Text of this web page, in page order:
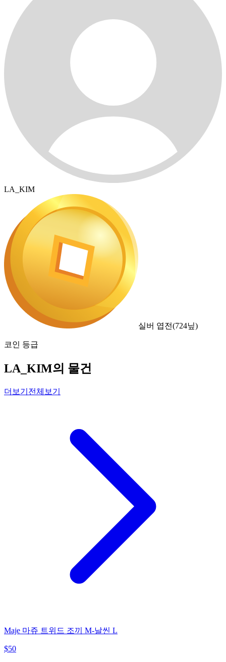
LA_KIM
실버 엽전(724닢)
코인 등급
LA_KIM의 물건
더보기 전체보기
Maje 마쥬 트위드 조끼 M-날씬 L
$50